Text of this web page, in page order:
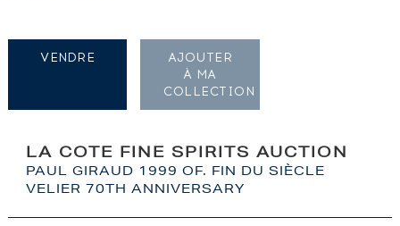
LA COTE FINE SPIRITS AUCTION
PAUL GIRAUD 1999 OF. FIN DU SIÈCLE
VELIER 70TH ANNIVERSARY
VENDRE
AJOUTER
À MA
COLLECTION